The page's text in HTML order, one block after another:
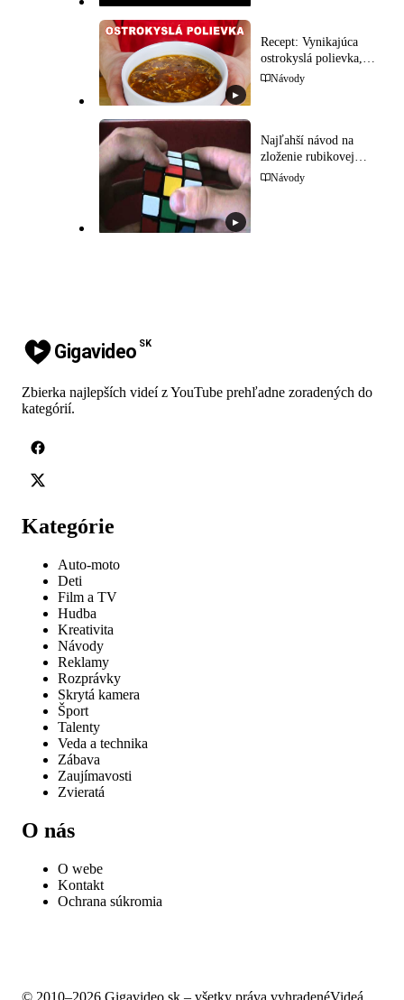
▶
Recept: Vynikajúca
ostrokyslá polievka,
ktorú si môžete
Návody
▶
Najľahší návod na
zloženie rubikovej
kocky: Krok za
Návody
Gigavideo SK
Zbierka najlepších videí z YouTube prehľadne zoradených do
kategórií.
Kategórie
Auto-moto
Deti
Film a TV
Hudba
Kreativita
Návody
Reklamy
Rozprávky
Skrytá kamera
Šport
Talenty
Veda a technika
Zábava
Zaujímavosti
Zvieratá
O nás
O webe
Kontakt
Ochrana súkromia
© 2010–2026 Gigavideo.sk – všetky práva vyhradenéVideá